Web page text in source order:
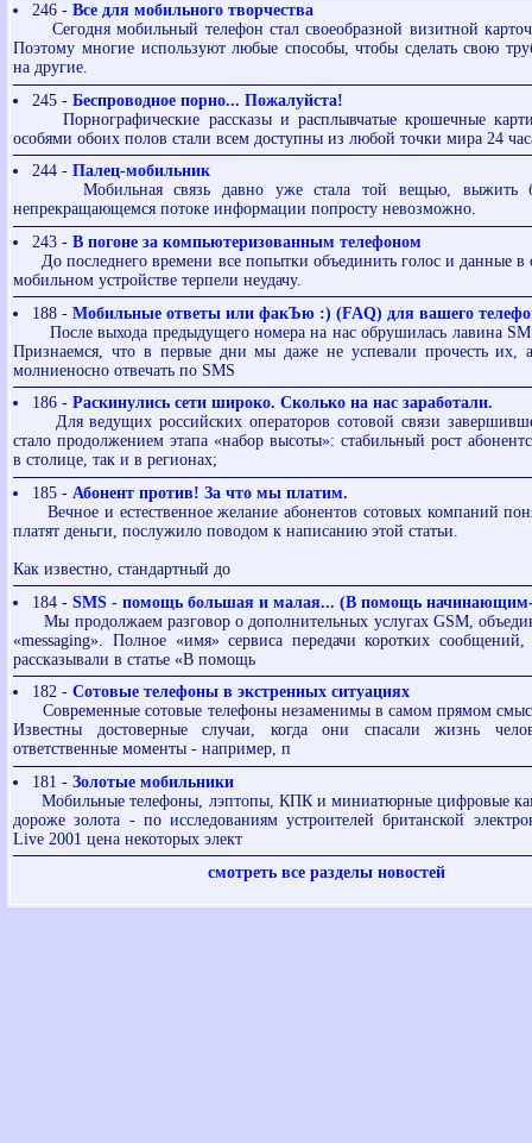
246 - Все для мобильного творчества
Сегодня мобильный телефон стал своеобразной визитной
Поэтому многие используют любые способы, чтобы сделать свою
на другие.
245 - Беспроводное порно... Пожалуйста!
Порнографические рассказы и расплывчатые крошечные
особями обоих полов стали всем доступны из любой точки мира 24
244 - Палец-мобильник
Мобильная связь давно уже стала той вещью, выжить
непрекращающемся потоке информации попросту невозможно.
243 - В погоне за компьютеризованным телефоном
До последнего времени все попытки объединить голос и данные в
мобильном устройстве терпели неудачу.
188 - Мобильные ответы или факЪю :) (FAQ) для вашего
После выхода предыдущего номера на нас обрушилась лавина
Признаемся, что в первые дни мы даже не успевали прочесть их,
молниеносно отвечать по SMS
186 - Раскинулись сети широко. Сколько на нас заработали.
Для ведущих российских операторов сотовой связи
стало продолжением этапа «набор высоты»: стабильный рост
в столице, так и в регионах;
185 - Абонент против! За что мы платим.
Вечное и естественное желание абонентов сотовых компаний
платят деньги, послужило поводом к написанию этой статьи.
Как известно, стандартный до
184 - SMS - помощь большая и малая... (В помощь
Мы продолжаем разговор о дополнительных услугах GSM,
«messaging». Полное «имя» сервиса передачи коротких
рассказывали в статье «В помощь
182 - Сотовые телефоны в экстренных ситуациях
Современные сотовые телефоны незаменимы в самом прямом
Известны достоверные случаи, когда они спасали жизнь
ответственные моменты - например, п
181 - Золотые мобильники
Мобильные телефоны, лэптопы, КПК и миниатюрные цифровые
дороже золота - по исследованиям устроителей британской
Live 2001 цена некоторых элект
смотреть все разделы новостей